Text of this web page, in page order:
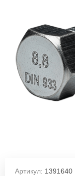
Артикул: 1391640